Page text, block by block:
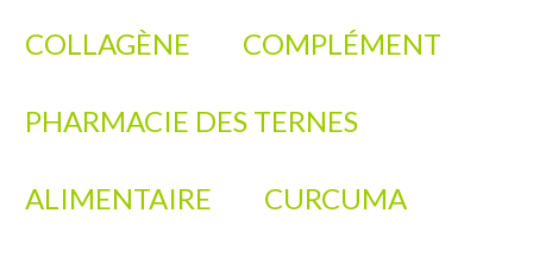
COLLAGÈNE COMPLÉMENT
PHARMACIE DES TERNES
ALIMENTAIRE CURCUMA